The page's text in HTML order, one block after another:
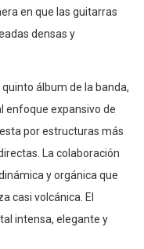
en que las guitarras
densas y
quinto álbum de la banda,
enfoque expansivo de
por estructuras más
La colaboración
y orgánica que
casi volcánica. El
intensa, elegante y